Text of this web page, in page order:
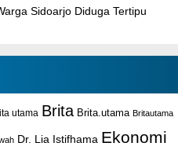
Sidoarjo Diduga Tertipu
utama Brita Brita.utama Britautama
Dr. Lia Istifhama Ekonomi